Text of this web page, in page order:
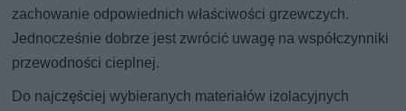
zachowanie odpowiednich właściwości grzewczych.
Jednocześnie dobrze jest zwrócić uwagę na współczynniki
przewodności cieplnej.
Do najczęściej wybieranych materiałów izolacyjnych